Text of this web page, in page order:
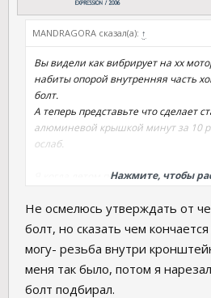
MANDRAGORA сказал(а): ↑
Вы видели как вибрирует на хх
набиты опорой внутренняя часть
болт.
А теперь представьте что сделает
алюминевой крышкой минут за 10
ослаб.
Я когда летом попробовал первый
затягиваю даже маленьким
А как вы думаете, каждый слесарь
дин.ключом как положено или
ЗАТЯГИВАЕТ столь важный крепеж.
Вот отсюда и перетяг этих болтов.
Нажмите, чтобы
Не осмелюсь утверждать от
болт, но сказать чем
могу- резьба внутри
меня так было, потом я
болт подбирал.